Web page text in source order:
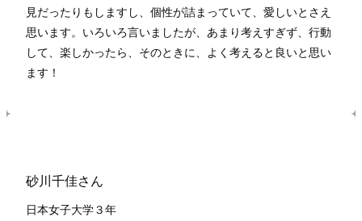
見だったりもしますし、個性が詰まっていて、愛しいとさえ
思います。いろいろ言いましたが、あまり考えすぎず、行動
して、楽しかったら、そのときに、よく考えると良いと思い
ます！
砂川千佳さん
日本女子大学３年